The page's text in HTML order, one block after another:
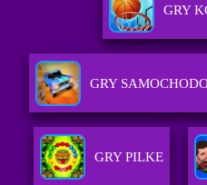
GRY
GRY
GRY PILKE